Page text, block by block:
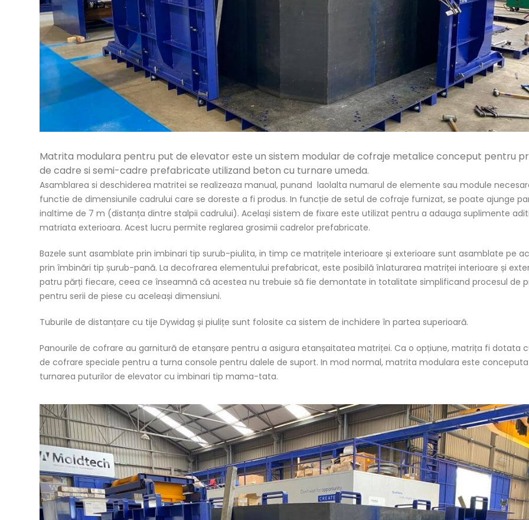
Matrita modulara pentru put de elevator este un sistem modular de cofraje metalice conceput pentru
de cadre si semi-cadre prefabricate utilizand beton cu turnare umeda.
Asamblarea si deschiderea matritei se realizeaza manual, punand laolalta numarul de elemente sau module
functie de dimensiunile cadrului care se doreste a fi produs. In funcție de setul de cofraje furnizat, se poate ajunge
inaltime de 7 m (distanța dintre stalpii cadrului). Același sistem de fixare este utilizat pentru a adauga suplimente
matriata exterioara. Acest lucru permite reglarea grosimii cadrelor prefabricate.
Bazele sunt asamblate prin imbinari tip surub-piulita, in timp ce matrițele interioare și exterioare sunt asamblate pe
prin îmbinări tip șurub-pană. La decofrarea elementului prefabricat, este posibilă înlaturarea matriței interioare și
patru părți fiecare, ceea ce înseamnă că acestea nu trebuie să fie demontate in totalitate simplificand procesul de
pentru serii de piese cu aceleași dimensiuni.
Tuburile de distanțare cu tije Dywidag și piulițe sunt folosite ca sistem de inchidere în partea superioară.
Panourile de cofrare au garnitură de etanșare pentru a asigura etanșaitatea matriței. Ca o opțiune, matrița fi dotata
de cofrare speciale pentru a turna console pentru dalele de suport. In mod normal, matrita modulara este
turnarea puturilor de elevator cu imbinari tip mama-tata.